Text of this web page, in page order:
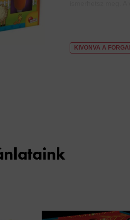
ismerhetsz meg.
KIVONVA A